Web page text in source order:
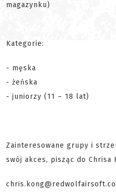
magazynku)
Kategorie:
- męska
- żeńska
- juniorzy (11 – 18 lat)
Zainteresowane grupy i
swój akces, pisząc do Chrisa